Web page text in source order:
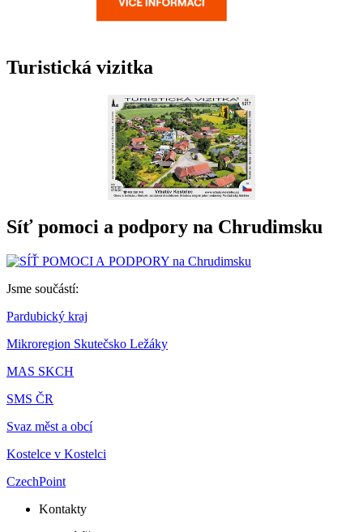
Turistická vizitka
Síť pomoci a podpory na Chrudimsku
Jsme součástí:
Pardubický kraj
Mikroregion Skutečsko Ležáky
MAS SKCH
SMS ČR
Svaz měst a obcí
Kostelce v Kostelci
CzechPoint
Kontakty